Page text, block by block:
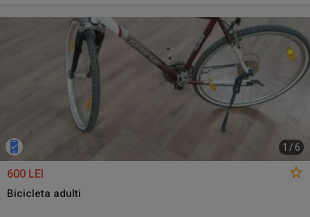
1 / 6
600 LEI
Bicicleta adulti